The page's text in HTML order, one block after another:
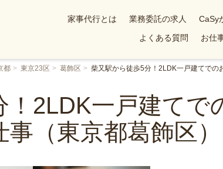
家事代行とは 業務委託の求人 CaSy
よくある質問
お仕
都 東京23区 葛飾区 柴又駅から徒歩5分！2LDK一戸建てでの
！2LDK一戸建てで
事（東京都葛飾区）